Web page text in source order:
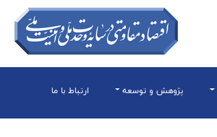
پژوهش و توسعه ارتباط با ما